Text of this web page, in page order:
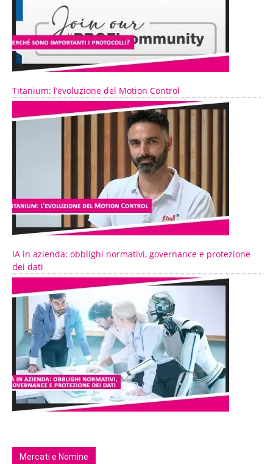
Titanium: l’evoluzione del Motion Control
IA in azienda: obblighi normativi, governance e protezione
dei dati
Mercati e Nomine